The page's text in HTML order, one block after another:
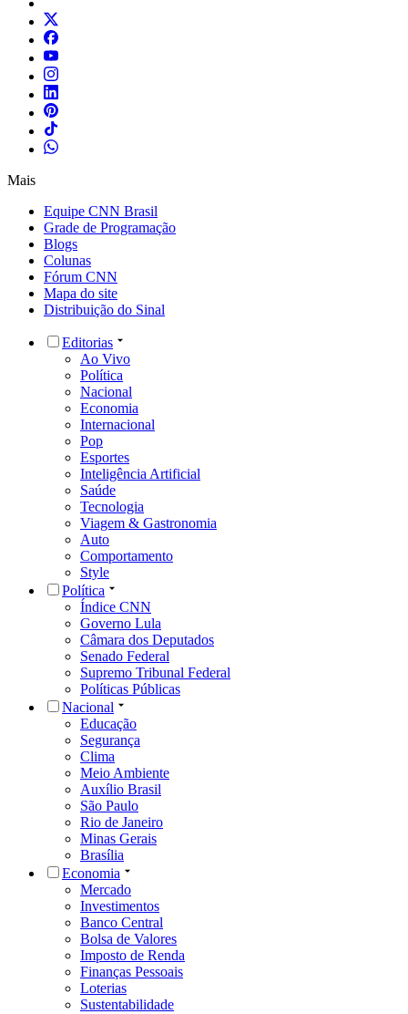
Mais
Equipe CNN Brasil
Grade de Programação
Blogs
Colunas
Fórum CNN
Mapa do site
Distribuição do Sinal
Editorias
Ao Vivo
Política
Nacional
Economia
Internacional
Pop
Esportes
Inteligência Artificial
Saúde
Tecnologia
Viagem & Gastronomia
Auto
Comportamento
Style
Política
Índice CNN
Governo Lula
Câmara dos Deputados
Senado Federal
Supremo Tribunal Federal
Políticas Públicas
Nacional
Educação
Segurança
Clima
Meio Ambiente
Auxílio Brasil
São Paulo
Rio de Janeiro
Minas Gerais
Brasília
Economia
Mercado
Investimentos
Banco Central
Bolsa de Valores
Imposto de Renda
Finanças Pessoais
Loterias
Sustentabilidade